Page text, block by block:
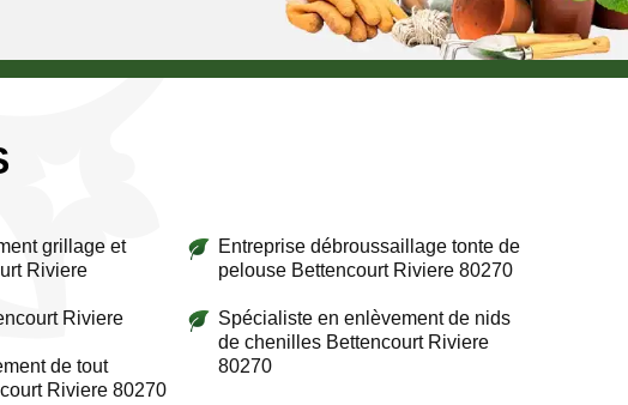
grillage et
Riviere
Riviere
de tout
Riviere 80270
Entreprise débroussaillage tonte de
pelouse Bettencourt Riviere 80270
Spécialiste en enlèvement de nids
de chenilles Bettencourt Riviere
80270